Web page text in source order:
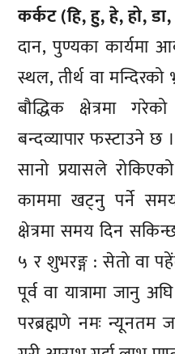
कर्कट (हि, हु, हे, हो,
दान, पुण्यका कार्यमा
स्थल, तीर्थ वा
बौद्धिक क्षेत्रमा
बन्दव्यापार फस्टाउने
सानो प्रयासले
काममा खट्नु पर्ने
क्षेत्रमा समय दिन
५ र शुभरङ्ग : सेतो वा
पूर्व वा यात्रामा जानु
परब्रह्मणे नमः